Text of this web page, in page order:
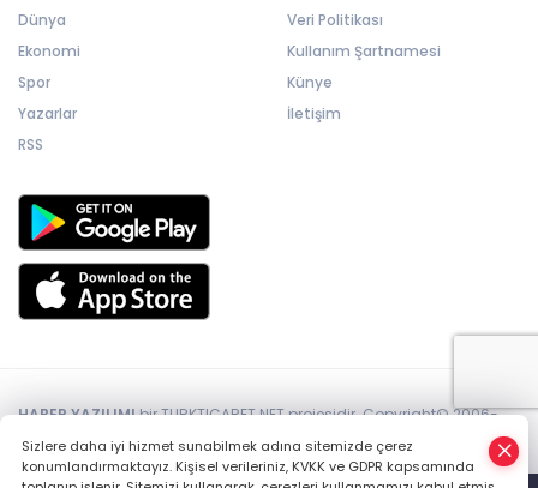
Dünya
Ekonomi
Spor
Yazarlar
RSS
Veri Politikası
Kullanım Şartnamesi
Künye
İletişim
HABER YAZILIMIbir TURKTICARET.NET projesidir. Copyright© 2006-
Sizlere daha iyi hizmet sunabilmek adına sitemizde çerez
konumlandırmaktayız. Kişisel verileriniz, KVKK ve GDPR kapsamında